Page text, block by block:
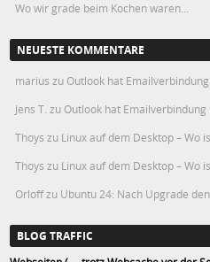
Wo wir grade beim Kochen waren…
NEUESTE KOMMENTARE
marius zu Outlook hat
Jens T. zu Outlook hat
Thoys zu Linux auf dem Desktop – Wo
Thoys zu Linux auf dem Desktop – Wo
Orloffzu Ubuntu 24: Nach Upgrade
BLOG TRAFFIC